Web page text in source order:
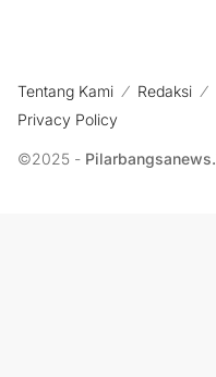
Tentang Kami Redaksi
Privacy Policy
©2025 -